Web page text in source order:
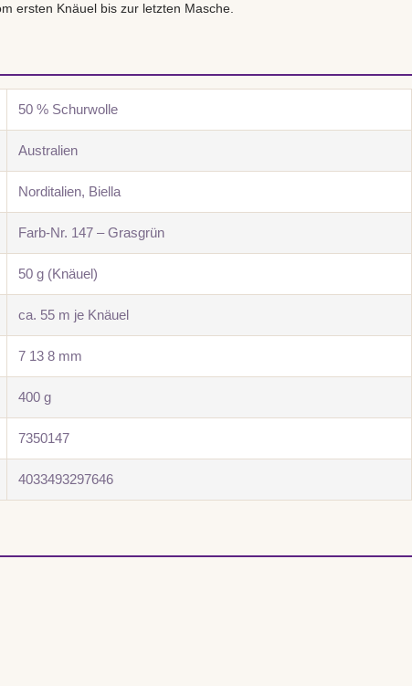
ersten Knäuel bis zur letzten Masche.
50 % Schurwolle
Australien
Norditalien, Biella
Farb-Nr. 147 – Grasgrün
50 g (Knäuel)
ca. 55 m je Knäuel
7 13 8 mm
400 g
7350147
4033493297646